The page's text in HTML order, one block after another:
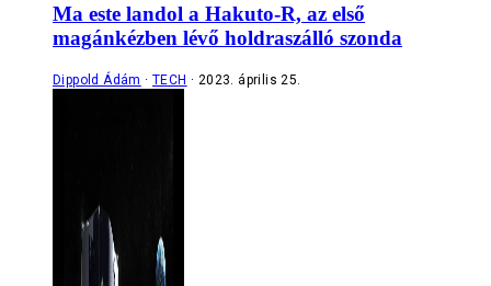
Ma este landol a Hakuto-R, az első
magánkézben lévő holdraszálló szonda
Dippold Ádám TECH 2023. április 25.